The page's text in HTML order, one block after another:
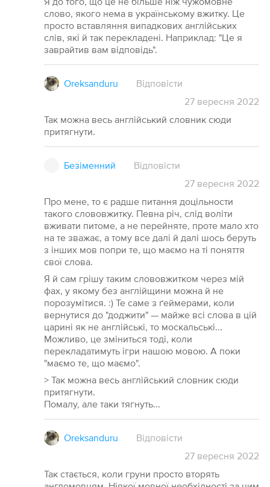
слово, якого нема в українському вжитку. Це
просто вставляння випадкових англійських
слів, які й так перекладені. Наприклад: "Це я
заврайтив вам відповідь".
Oreksanduru
Відповісти
27 вересня 2022
Так можна весь англійський словник сюди
притягнути.
Безіменний
Відповісти
27 вересня 2022
Про мене, то є радше питання доцільности
такого слововжитку. Певна річ, слід воліти
вживати питоме, а не перейняте, проте мало хто
на те зважає, а тому все далі й далі шось беруть
з інших мов попри те, що маємо на ті поняття
свої слова.
Я й сам грішу таким слововжитком через мій
фах, у якому без англійщини можна й не
порозумітися. :) Те саме з ґеймерами, коли
вернутися до "доджити" — майже всі слова в цій
царині як не англійські, то москальські...
Можливо, це зміниться тоді, коли
перекладатимуть ігри нашою мовою. А поки
"маємо те, що маємо".
> Так можна весь англійський словник сюди
притягнути.
Помалу, але таки тягнуть...
Oreksanduru
Відповісти
27 вересня 2022
Так стається, коли груни просто вторять